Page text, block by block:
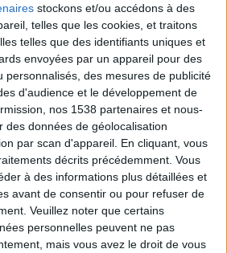
stockons et/ou accédons à des
telles que les cookies, et traitons
telles que des identifiants uniques et
envoyées par un appareil pour des
personnalisés, des mesures de publicité
d'audience et le développement de
nos 1538 partenaires et nous-
des données de géolocalisation
par scan d'appareil. En cliquant, vous
décrits précédemment. Vous
à des informations plus détaillées et
avant de consentir ou pour refuser de
Veuillez noter que certains
personnelles peuvent ne pas
mais vous avez le droit de vous
en direct Voir tout